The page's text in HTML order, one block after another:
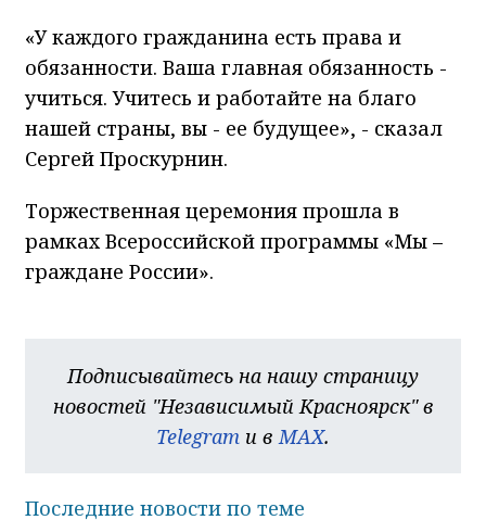
«У каждого гражданина есть права и
обязанности. Ваша главная обязанность -
учиться. Учитесь и работайте на благо
нашей страны, вы - ее будущее», - сказал
Сергей Проскурнин.
Торжественная церемония прошла в
рамках Всероссийской программы «Мы –
граждане России».
Подписывайтесь на нашу страницу
новостей "Независимый Красноярск" в
Telegram и вMAX.
Последние новости по теме